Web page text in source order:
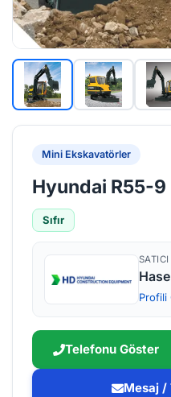
Mini Ekskavatörler
Hyundai R55-
Sıfır
SATICI
Profili
Telefonu Göster
Mesaj /